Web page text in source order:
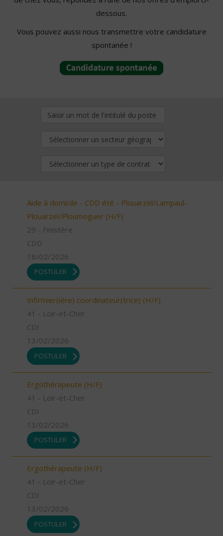
dessous.
Vous pouvez aussi nous transmettre votre candidature
spontanée !
Aide à domicile - CDD été - Plouarzel/Lampaul-
Plouarzel/Ploumoguer (H/F)
29 - Finistère
CDD
18/02/2026
POSTULER
Infirmier(ière) coordinateur(trice) (H/F)
41 - Loir-et-Cher
CDI
13/02/2026
POSTULER
Ergothérapeute (H/F)
41 - Loir-et-Cher
CDI
13/02/2026
POSTULER
Ergothérapeute (H/F)
41 - Loir-et-Cher
CDI
13/02/2026
POSTULER